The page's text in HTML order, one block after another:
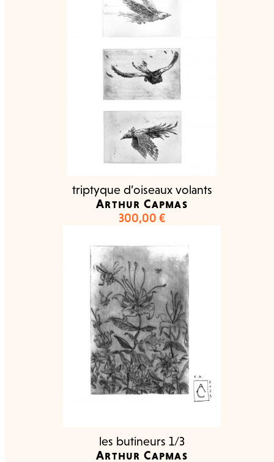
triptyque d’oiseaux volants
Arthur Capmas
300,00 €
les butineurs 1/3
Arthur Capmas